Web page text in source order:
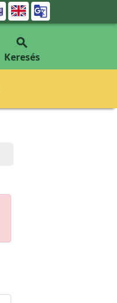


Keresés